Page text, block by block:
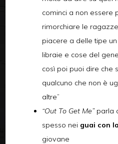
cominci a non essere
rimorchiare le
piacere a delle tipe un
libraie e cose del
così poi puoi dire che
qualcuno che non è
altre”
“Out To Get Me”parla
spesso nei guai con
giovane